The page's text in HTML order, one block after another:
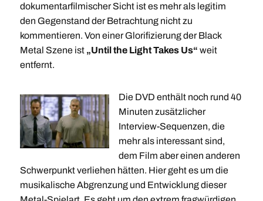
dokumentarfilmischer Sicht ist es mehr als legitim
den Gegenstand der Betrachtung nicht zu
kommentieren. Von einer Glorifizierung der Black
Metal Szene ist „Until the Light Takes Us“ weit
entfernt.
Die DVD enthält noch rund 40
Minuten zusätzlicher
Interview-Sequenzen, die
mehr als interessant sind,
dem Film aber einen anderen
Schwerpunkt verliehen hätten. Hier geht es um die
musikalische Abgrenzung und Entwicklung dieser